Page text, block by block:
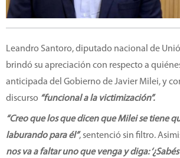
Leandro Santoro, diputado nacional de
brindó su apreciación con respecto a
anticipada del Gobierno de Javier Milei, y
discurso “funcional a la victimización”.
“Creo que los que dicen que Milei se tiene
laburando para él”, sentenció sin filtro.
nos va a faltar uno que venga y diga: